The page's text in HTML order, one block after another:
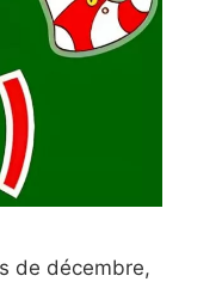
de décembre,